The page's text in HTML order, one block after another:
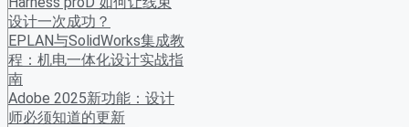
设计一次成功？
EPLAN与SolidWorks集成教
程：机电一体化设计实战指
南
Adobe 2025新功能：设计
师必须知道的更新